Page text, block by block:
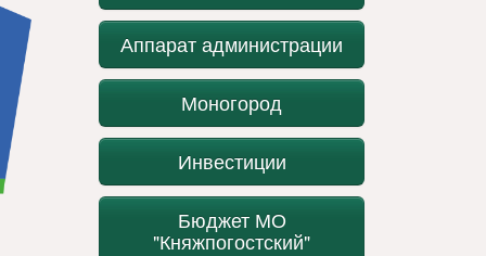
Аппарат администрации
Моногород
Инвестиции
Бюджет МО
"Княжпогостский"